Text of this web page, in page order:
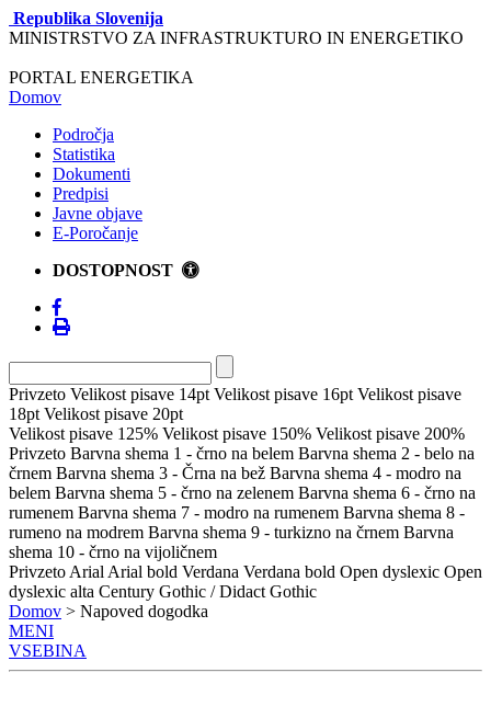
Republika Slovenija
MINISTRSTVO ZA INFRASTRUKTURO IN ENERGETIKO
PORTAL ENERGETIKA
Domov
Področja
Statistika
Dokumenti
Predpisi
Javne objave
E-Poročanje
DOSTOPNOST
Privzeto Velikost pisave 14pt Velikost pisave 16pt Velikost pisave
18pt Velikost pisave 20pt
Velikost pisave 125% Velikost pisave 150% Velikost pisave 200%
Privzeto Barvna shema 1 - črno na belem Barvna shema 2 - belo na
črnem Barvna shema 3 - Črna na bež Barvna shema 4 - modro na
belem Barvna shema 5 - črno na zelenem Barvna shema 6 - črno na
rumenem Barvna shema 7 - modro na rumenem Barvna shema 8 -
rumeno na modrem Barvna shema 9 - turkizno na črnem Barvna
shema 10 - črno na vijoličnem
Privzeto Arial Arial bold Verdana Verdana bold Open dyslexic Open
dyslexic alta Century Gothic / Didact Gothic
Domov > Napoved dogodka
MENI
VSEBINA